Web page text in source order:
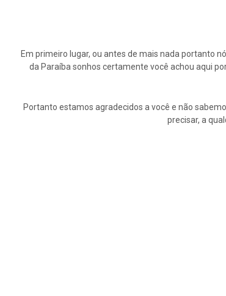
Em primeiro lugar, ou antes de mais nada portanto
da Paraíba sonhos certamente você achou aqui
Portanto estamos agradecidos a você e não
precisar, a